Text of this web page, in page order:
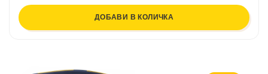
ДОБАВИ В КОЛИЧКА